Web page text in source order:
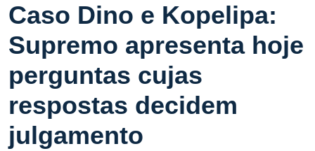
Caso Dino e Kopelipa:
Supremo apresenta hoje
perguntas cujas
respostas decidem
julgamento